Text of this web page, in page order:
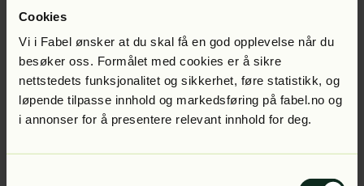
Cookies
Vi i Fabel ønsker at du skal få en god opplevelse når du
besøker oss. Formålet med cookies er å sikre
nettstedets funksjonalitet og sikkerhet, føre statistikk, og
løpende tilpasse innhold og markedsføring på fabel.no og
i annonser for å presentere relevant innhold for deg.